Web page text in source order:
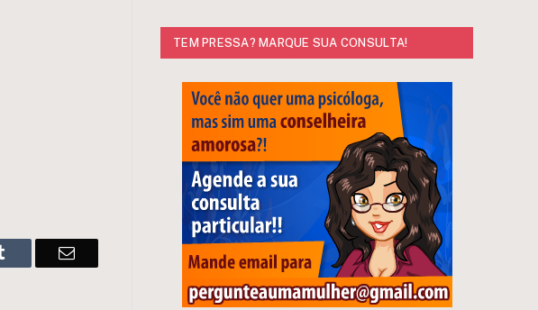
Tumblr Email
TEM PRESSA? MARQUE SUA CONSULTA!